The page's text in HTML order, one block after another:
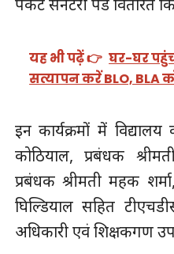
पैकेट सेनेटरी पैड वितरित
यह भी पढ़ें 👉 घर-घर
सत्यापन करें BLO, BLA
इन कार्यक्रमों में विद्यालय
कोठियाल, प्रबंधक
प्रबंधक श्रीमती महक
घिल्डियाल सहित
अधिकारी एवं शिक्षकगण